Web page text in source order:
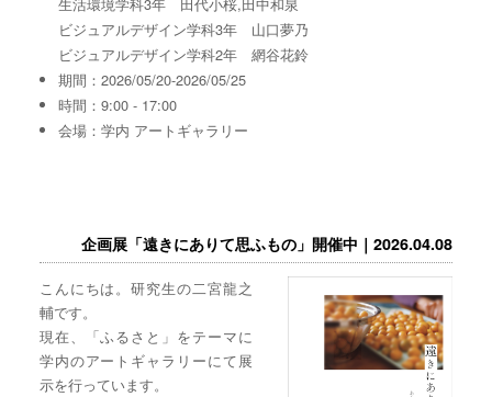
生活環境学科3年 田代小桜,田中和泉
ビジュアルデザイン学科3年 山口夢乃
ビジュアルデザイン学科2年 網谷花鈴
期間：2026/05/20-2026/05/25
時間：9:00 - 17:00
会場：学内 アートギャラリー
企画展「遠きにありて思ふもの」開催中｜2026.04.08
こんにちは。研究生の二宮龍之
輔です。
現在、「ふるさと」をテーマに
学内のアートギャラリーにて展
示を行っています。